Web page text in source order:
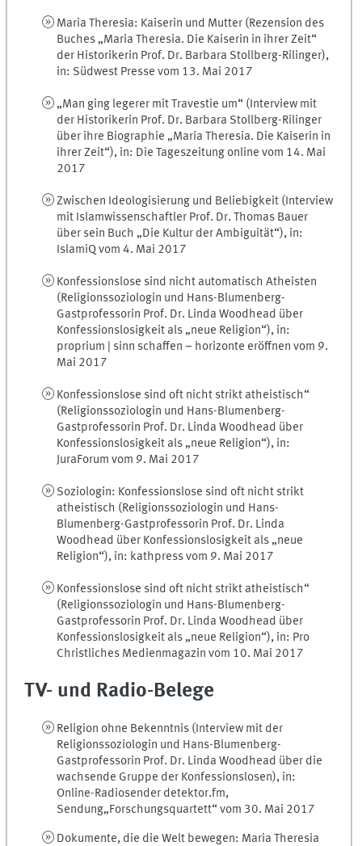
Maria Theresia: Kaiserin und Mutter (Rezension des
Buches „Maria Theresia. Die Kaiserin in ihrer Zeit“
der Historikerin Prof. Dr. Barbara Stollberg-Rilinger),
in: Südwest Presse vom 13. Mai 2017
„Man ging legerer mit Travestie um“ (Interview mit
der Historikerin Prof. Dr. Barbara Stollberg-Rilinger
über ihre Biographie „Maria Theresia. Die Kaiserin in
ihrer Zeit“), in: Die Tageszeitung online vom 14. Mai
2017
Zwischen Ideologisierung und Beliebigkeit (Interview
mit Islamwissenschaftler Prof. Dr. Thomas Bauer
über sein Buch „Die Kultur der Ambiguität“), in:
IslamiQ vom 4. Mai 2017
Konfessionslose sind nicht automatisch Atheisten
(Religionssoziologin und Hans-Blumenberg-
Gastprofessorin Prof. Dr. Linda Woodhead über
Konfessionslosigkeit als „neue Religion“), in:
proprium | sinn schaffen – horizonte eröffnen vom 9.
Mai 2017
Konfessionslose sind oft nicht strikt atheistisch“
(Religionssoziologin und Hans-Blumenberg-
Gastprofessorin Prof. Dr. Linda Woodhead über
Konfessionslosigkeit als „neue Religion“), in:
JuraForum vom 9. Mai 2017
Soziologin: Konfessionslose sind oft nicht strikt
atheistisch (Religionssoziologin und Hans-
Blumenberg-Gastprofessorin Prof. Dr. Linda
Woodhead über Konfessionslosigkeit als „neue
Religion“), in: kathpress vom 9. Mai 2017
Konfessionslose sind oft nicht strikt atheistisch“
(Religionssoziologin und Hans-Blumenberg-
Gastprofessorin Prof. Dr. Linda Woodhead über
Konfessionslosigkeit als „neue Religion“), in: Pro
Christliches Medienmagazin vom 10. Mai 2017
TV- und Radio-Belege
Religion ohne Bekenntnis (Interview mit der
Religionssoziologin und Hans-Blumenberg-
Gastprofessorin Prof. Dr. Linda Woodhead über die
wachsende Gruppe der Konfessionslosen), in:
Online-Radiosender detektor.fm,
Sendung„Forschungsquartett“ vom 30. Mai 2017
Dokumente, die die Welt bewegen: Maria Theresia